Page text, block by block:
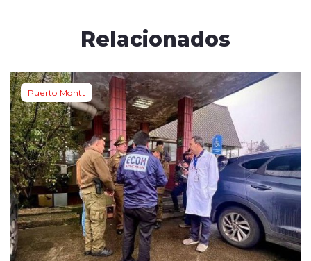
Relacionados
Puerto Montt